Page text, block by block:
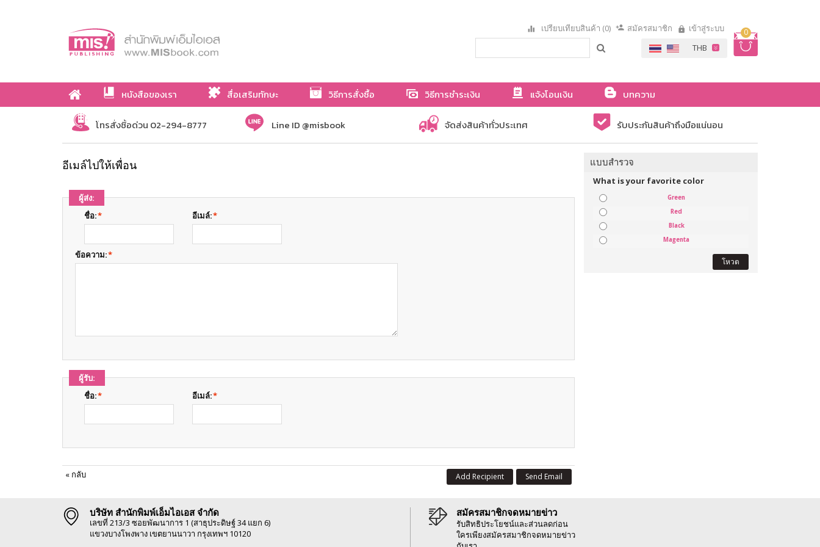
0
เปรียบเทียบสินค้า (0) สมัครสมาชิก เข้าสู่ระบบ
หนังสือของเรา สื่อเสริมทักษะ วิธีการสั่งซื้อ วิธีการชำระเงิน แจ้งโอนเงิน
บทความ
เกี่ยวกับเรา
โทรสั่งซื้อด่วน 02-294-8777 Line ID @misbook จัดส่งสินค้าทั่วประเทศ รับประกันสินค้าถึงมือแน่นอน
อีเมล์ไปให้เพื่อน
ผู้ส่ง:
*
ชื่อ: *
อีเมล์:
*
ข้อความ:
ผู้รับ:
*
ชื่อ: *
อีเมล์:
« กลับ Send Email
Add Recipient
แบบสำรวจ
What is your favorite color
Green
Red
Black
Magenta
โหวต
บริษัท สำนักพิมพ์เอ็มไอเอส จำกัด
เลขที่ 213/3 ซอยพัฒนาการ 1 (สาธุประดิษฐ์ 34 แยก 6)
แขวงบางโพงพาง เขตยานนาวา กรุงเทพฯ 10120
สมัครสมาชิกจดหมายข่าว
รับสิทธิประโยชน์และส่วนลดก่อน
ใครเพียงสมัครสมาชิกจดหมายข่าว